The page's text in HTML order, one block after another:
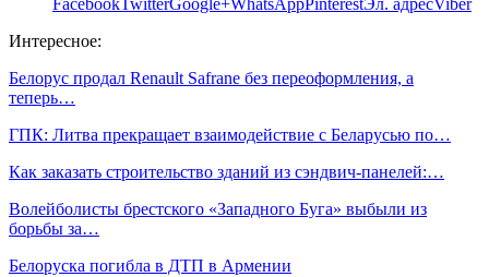
Facebook TwitterGoogle+WhatsAppPinterestЭл. адресViber
Интересное:
Белорус продал Renault Safrane без переоформления, а
теперь…
ГПК: Литва прекращает взаимодействие с Беларусью по…
Как заказать строительство зданий из сэндвич-панелей:…
Волейболисты брестского «Западного Буга» выбыли из
борьбы за…
Белоруска погибла в ДТП в Армении